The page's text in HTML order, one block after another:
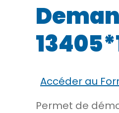
Accéder au
Permet de